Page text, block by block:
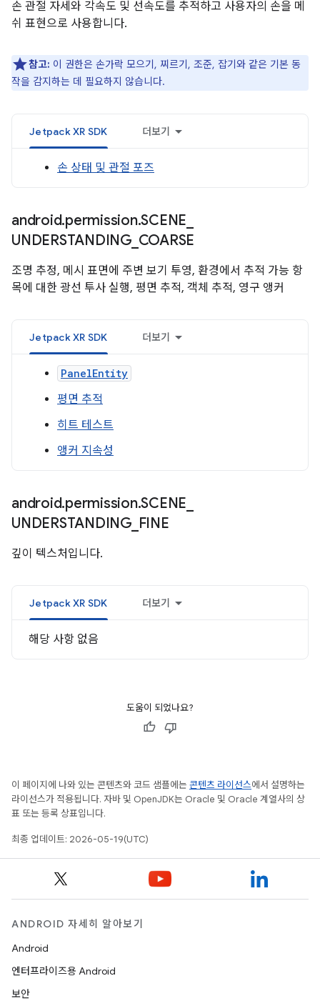
손 관절 자세와 각속도 및 선속도를 추적하고 사용자의 손을 메
쉬 표현으로 사용합니다.
참고: 이 권한은 손가락 모으기, 찌르기, 조준, 잡기와 같은 기본 동
작을 감지하는 데 필요하지 않습니다.
Jetpack XR SDK 더보기
손 상태 및 관절 포즈
android.permission.SCENE
UNDERSTANDING_ COARSE
조명 추정, 메시 표면에 주변 보기 투영, 환경에서 추적 가능 항
목에 대한 광선 투사 실행, 평면 추적, 객체 추적, 영구 앵커
Jetpack XR SDK 더보기
PanelEntity
평면 추적
히트 테스트
앵커 지속성
android.permission.SCENE
UNDERSTANDING_ FINE
깊이 텍스처입니다.
Jetpack XR SDK 더보기
해당 사항 없음
도움이 되었나요?
이 페이지에 나와 있는 콘텐츠와 코드 샘플에는 콘텐츠 라이선스에서 설명하는
라이선스가 적용됩니다. 자바 및 OpenJDK는 Oracle 및 Oracle 계열사의 상
표 또는 등록 상표입니다.
최종 업데이트: 2026-05-19(UTC)
ANDROID 자세히 알아보기
Android
엔터프라이즈용 Android
보안